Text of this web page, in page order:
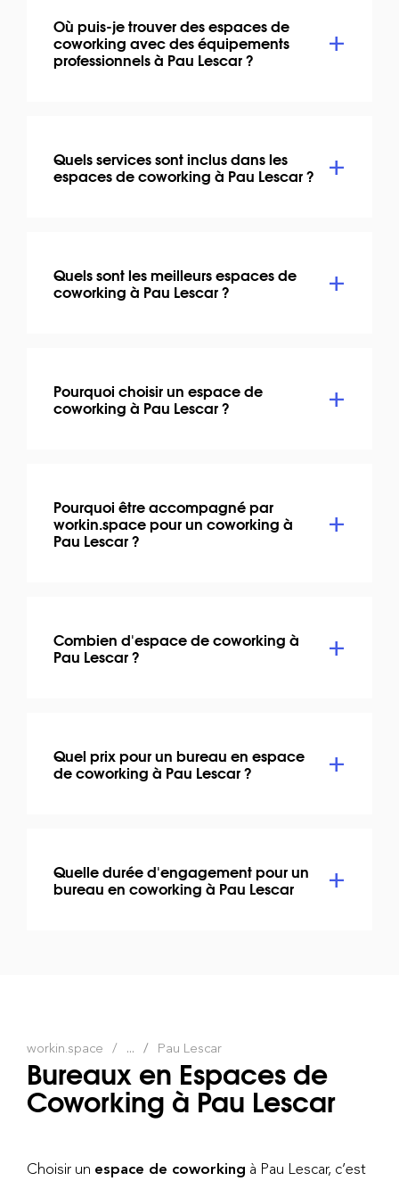
Où puis-je trouver des espaces de
coworking avec des équipements
professionnels à Pau Lescar ?
Quels services sont inclus dans les
espaces de coworking à Pau Lescar ?
Quels sont les meilleurs espaces de
coworking à Pau Lescar ?
Pourquoi choisir un espace de
coworking à Pau Lescar ?
Pourquoi être accompagné par
workin.space pour un coworking à
Pau Lescar ?
Combien d'espace de coworking à
Pau Lescar ?
Quel prix pour un bureau en espace
de coworking à Pau Lescar ?
Quelle durée d'engagement pour un
bureau en coworking à Pau Lescar
workin.space ... Pau Lescar
Bureaux en Espaces de
Coworking à Pau Lescar
Choisir un espace de coworking à Pau Lescar, c’est